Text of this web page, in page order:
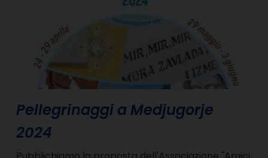
Pellegrinaggi a Medjugorje
2024